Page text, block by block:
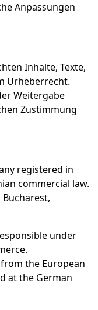
Anpassungen
Inhalte, Texte,
Urheberrecht.
Weitergabe
Zustimmung
registered in
commercial law.
under
the European
at the German